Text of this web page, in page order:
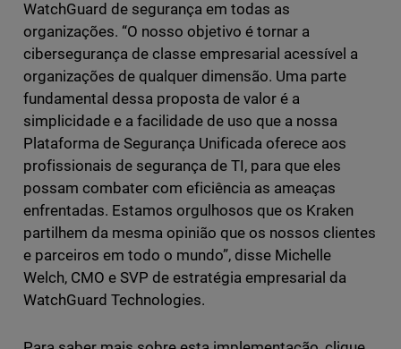
WatchGuard de segurança em todas as
organizações. “O nosso objetivo é tornar a
cibersegurança de classe empresarial acessível a
organizações de qualquer dimensão. Uma parte
fundamental dessa proposta de valor é a
simplicidade e a facilidade de uso que a nossa
Plataforma de Segurança Unificada oferece aos
profissionais de segurança de TI, para que eles
possam combater com eficiência as ameaças
enfrentadas. Estamos orgulhosos que os Kraken
partilhem da mesma opinião que os nossos clientes
e parceiros em todo o mundo”, disse Michelle
Welch, CMO e SVP de estratégia empresarial da
WatchGuard Technologies.